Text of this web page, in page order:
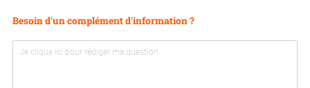
Besoin d'un complément d'information ?